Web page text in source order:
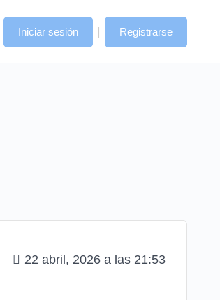
Iniciar sesión | Registrarse
22 abril, 2026 a las 21:53